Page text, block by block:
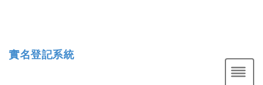
實名登記系統